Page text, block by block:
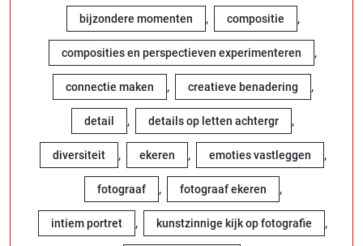
bijzondere momenten , compositie ,
composities en perspectieven experimenteren ,
connectie maken , creatieve benadering ,
detail , details op letten achtergr ,
diversiteit , ekeren , emoties vastleggen ,
fotograaf , fotograaf ekeren ,
intiem portret , kunstzinnige kijk op fotografie ,